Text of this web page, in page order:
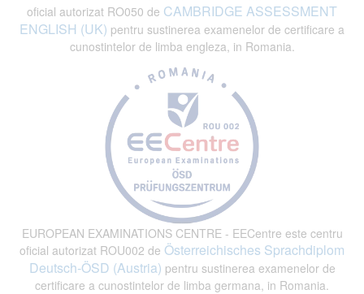
oficial autorizat RO050 de CAMBRIDGE ASSESSMENT
ENGLISH (UK) pentru sustinerea examenelor de certificare a
cunostintelor de limba engleza, in Romania.
EUROPEAN EXAMINATIONS CENTRE - EECentre este centru
oficial autorizat ROU002 de Österreichisches Sprachdiplom
Deutsch-ÖSD (Austria) pentru sustinerea examenelor de
certificare a cunostintelor de limba germana, in Romania.